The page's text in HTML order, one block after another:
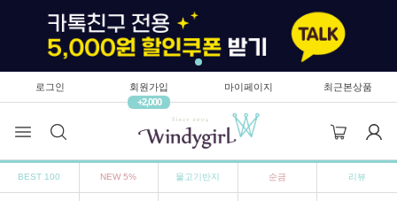
로그인
회원가입
+2,000
마이페이지 최근본상품
BEST 100 NEW 5% 물고기반지 순금 리뷰